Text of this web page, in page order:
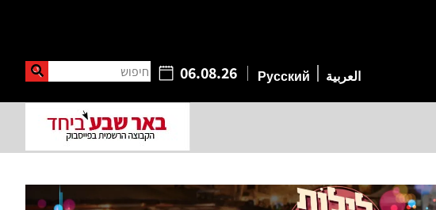
06.08.26 חיפוש العربية Русский